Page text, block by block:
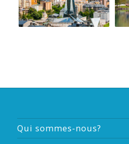
Qui sommes-nous?